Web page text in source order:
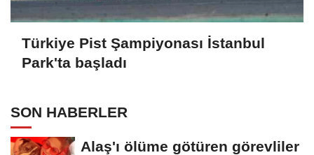
Türkiye Pist Şampiyonası İstanbul
Park'ta başladı
SON HABERLER
Alaş'ı ölüme götüren görevliler